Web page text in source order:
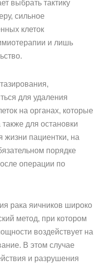
выбрать тактику
сильное
клеток
и лишь
для удаления
на органах, которые
для остановки
жизни пациентки, на
порядке
операции по
рака яичников широко
метод, при котором
воздействует на
В этом случае
и разрушения